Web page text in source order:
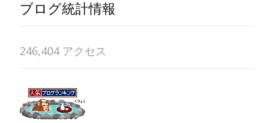
ブログ統計情報
246,404 アクセス